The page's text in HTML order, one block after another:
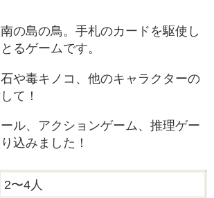
の島の鳥。手札のカードを駆使し
るゲームです。
や毒キノコ、他のキャラクターの
て！
ル、アクションゲーム、推理ゲー
込みました！
2〜4人